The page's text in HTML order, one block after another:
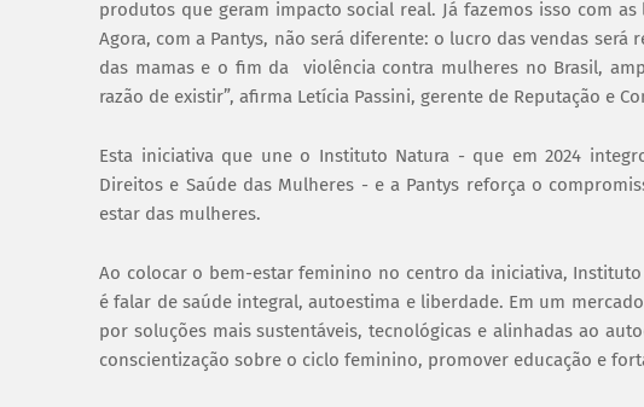
produtos que geram impacto social real. Já fazemos isso com
Agora, com a Pantys, não será diferente: o lucro das vendas
das mamas e o fim da violência contra mulheres no Brasil,
razão de existir”, afirma Letícia Passini, gerente de Reputação e
Esta iniciativa que une o Instituto Natura - que em 2024
Direitos e Saúde das Mulheres - e a Pantys reforça o
estar das mulheres.
Ao colocar o bem-estar feminino no centro da iniciativa,
é falar de saúde integral, autoestima e liberdade. Em um
por soluções mais sustentáveis, tecnológicas e alinhadas ao
conscientização sobre o ciclo feminino, promover educação e